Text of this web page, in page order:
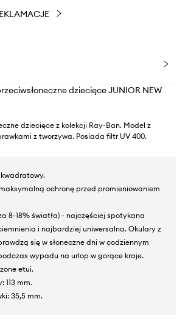
dziecięce JUNIOR NEW
dziecięce z kolekcji Ray-Ban. Model z
z tworzywa. Posiada filtr UV 400.
ochronę przed promieniowaniem
8-18% światła) - najczęściej spotykana
i najbardziej uniwersalna. Okulary z
się w słoneczne dni w codziennym
wypadu na urlop w gorące kraje.
etui.
113 mm.
35,5 mm.